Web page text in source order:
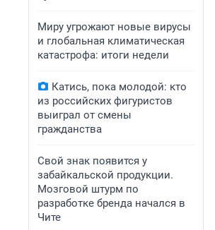
Миру угрожают новые вирусы
и глобальная климатическая
катастрофа: итоги недели
Катись, пока молодой: кто
из российских фигуристов
выиграл от смены
гражданства
Свой знак появится у
забайкальской продукции.
Мозговой штурм по
разработке бренда начался в
Чите